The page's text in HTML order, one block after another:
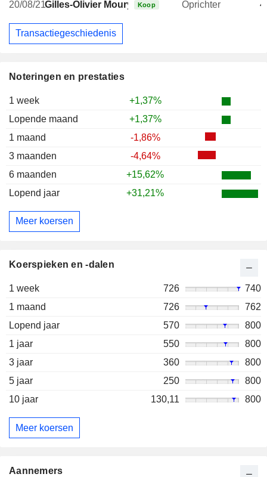
Noteringen en prestaties
1 week
+1,37%
Lopende maand
+1,37%
1 maand
-1,86%
3 maanden
-4,64%
6 maanden
+15,62%
Lopend jaar
+31,21%
Meer koersen
Koerspieken en -dalen
1 week 726
740
1 maand
726
762
Lopend jaar
570
800
1 jaar
550
800
3 jaar
360
800
5 jaar
250
800
10 jaar
130,11 800
Meer koersen
20/08/21Gilles-Olivier Moury Koop Oprichter
Transactiegeschiedenis
Aannemers